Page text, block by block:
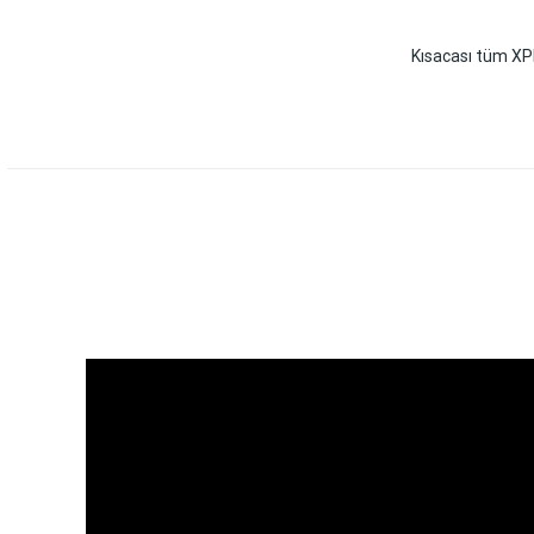
Kısacası tüm